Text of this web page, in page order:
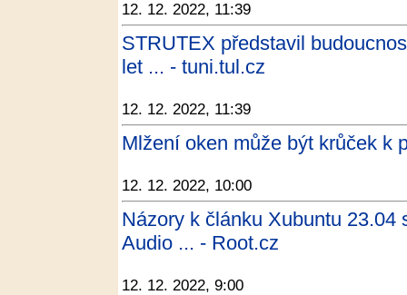
12. 12. 2022, 11:39
STRUTEX představil
let ... - tuni.tul.cz
12. 12. 2022, 11:39
Mlžení oken může být krůček k
12. 12. 2022, 10:00
Názory k článku Xubuntu
Audio ... - Root.cz
12. 12. 2022, 9:00